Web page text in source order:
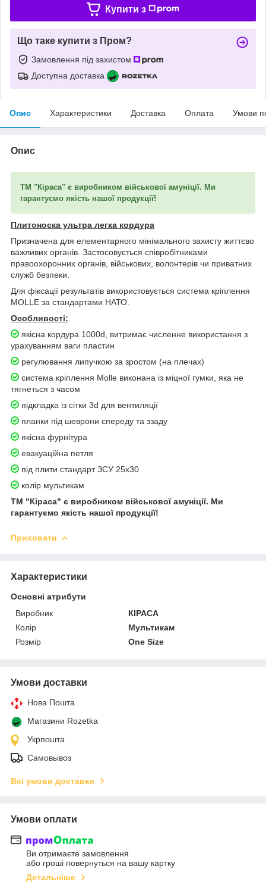
Купити з
Що таке купити з Пром?
Замовлення під захистом
Доступна доставка
Опис Характеристики Доставка Оплата Умови
Опис
ТМ "Кіраса" є виробником військової амуніції. Ми
гарантуємо якість нашої продукції!
Плитоноска ультра легка кордура
Призначена для елементарного мінімального захисту життєво
важливих органів. Застосовується співробітниками
правоохоронних органів, військових, волонтерів чи приватних
служб безпеки.
Для фіксації результатів використовується система кріплення
MOLLE за стандартами НАТО.
Особливості:
якісна кордура 1000d, витримає численне використання з
урахуванням ваги пластин
регулювання липучкою за зростом (на плечах)
система кріплення Molle виконана із міцної гумки, яка не
тягнеться з часом
підкладка із сітки 3d для вентиляції
планки під шеврони спереду та ззаду
якісна фурнітура
евакуаційна петля
під плити стандарт ЗСУ 25х30
колір мультикам
ТМ "Кіраса" є виробником військової амуніції. Ми
гарантуємо якість нашої продукції!
Приховати
Характеристики
Основні атрибути
Виробник
КІРАСА
Колір
Мультикам
Розмір
One Size
Умови доставки
Нова Пошта
Магазини Rozetka
Укрпошта
Самовывоз
Всі умови доставки
Умови оплати
Ви отримаєте замовлення
або гроші повернуться на вашу картку
Детальніше